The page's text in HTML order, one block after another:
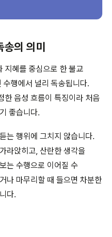
의 의미
지혜를 중심으로 한 불교
행에서 널리 독송됩니다.
한 음성 흐름이 특징이라 처음
좋습니다.
는 행위에 그치지 않습니다.
라앉히고, 산란한 생각을
는 수행으로 이어질 수
나 마무리할 때 들으면 차분한
다.